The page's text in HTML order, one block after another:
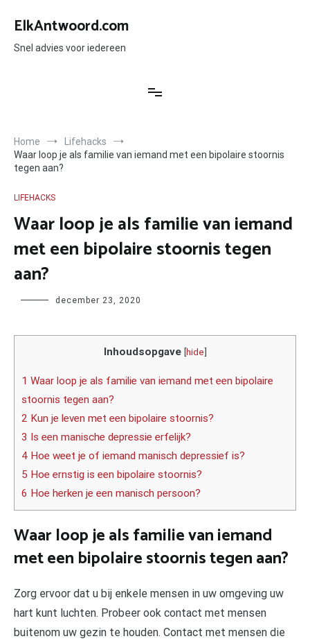
naar
inhoud
ElkAntwoord.com
Snel advies voor iedereen
Home
Lifehacks
Waar loop je als familie van iemand met een bipolaire stoornis
tegen aan?
LIFEHACKS
Waar loop je als familie van iemand
met een bipolaire stoornis tegen
aan?
Author december 23, 2020
Inhoudsopgave [hide]
1 Waar loop je als familie van iemand met een bipolaire
stoornis tegen aan?
2 Kun je leven met een bipolaire stoornis?
3 Is een manische depressie erfelijk?
4 Hoe weet je of iemand manisch depressief is?
5 Hoe ernstig is een bipolaire stoornis?
6 Hoe herken je een manisch persoon?
Waar loop je als familie van iemand
met een bipolaire stoornis tegen aan?
Zorg ervoor dat u bij enkele mensen in uw omgeving uw
hart kunt luchten. Probeer ook contact met mensen
buitenom uw gezin te houden. Contact met mensen die